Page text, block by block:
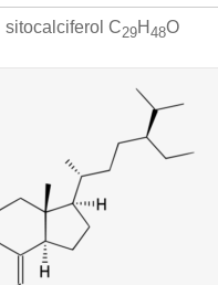
sitocalciferol C29H 48O